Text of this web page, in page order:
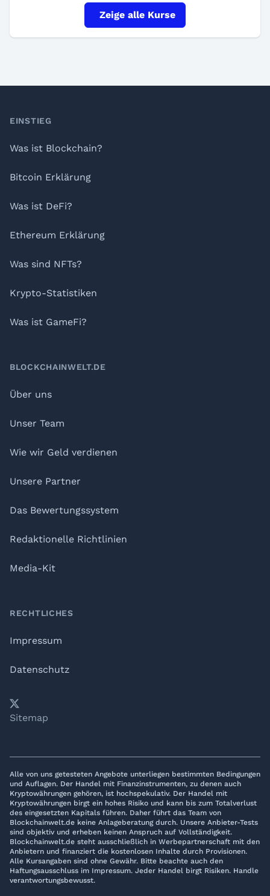
Zeige alle Kurse
Footer
EINSTIEG
Was ist Blockchain?
Bitcoin Erklärung
Was ist DeFi?
Ethereum Erklärung
Was sind NFTs?
Krypto-Statistiken
Was ist GameFi?
BLOCKCHAINWELT.DE
Über uns
Unser Team
Wie wir Geld verdienen
Unsere Partner
Das Bewertungssystem
Redaktionelle Richtlinien
Media-Kit
RECHTLICHES
Impressum
Datenschutz
YouTube
𝕏LinkedIn
Telegram
Sitemap
Alle von uns getesteten Angebote unterliegen bestimmten Bedingungen
und Auflagen. Der Handel mit Finanzinstrumenten, zu denen auch
Kryptowährungen gehören, ist hochspekulativ. Der Handel mit
Kryptowährungen birgt ein hohes Risiko und kann bis zum Totalverlust
des eingesetzten Kapitals führen. Daher führt das Team von
Blockchainwelt.de keine Anlageberatung durch. Unsere Anbieter-Tests
sind objektiv und erheben keinen Anspruch auf Vollständigkeit.
Blockchainwelt.de steht ausschließlich in Werbepartnerschaft mit den
Anbietern und finanziert die kostenlosen Inhalte durch Provisionen.
Alle Kursangaben sind ohne Gewähr. Bitte beachte auch den
Haftungsausschluss im Impressum. Jeder Handel birgt Risiken. Handle
verantwortungsbewusst.